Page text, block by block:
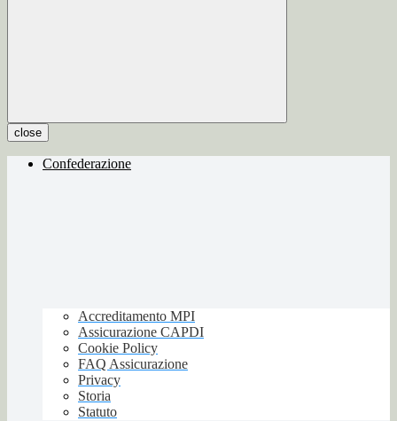
close
Confederazione
Accreditamento MPI
Assicurazione CAPDI
Cookie Policy
FAQ Assicurazione
Privacy
Storia
Statuto